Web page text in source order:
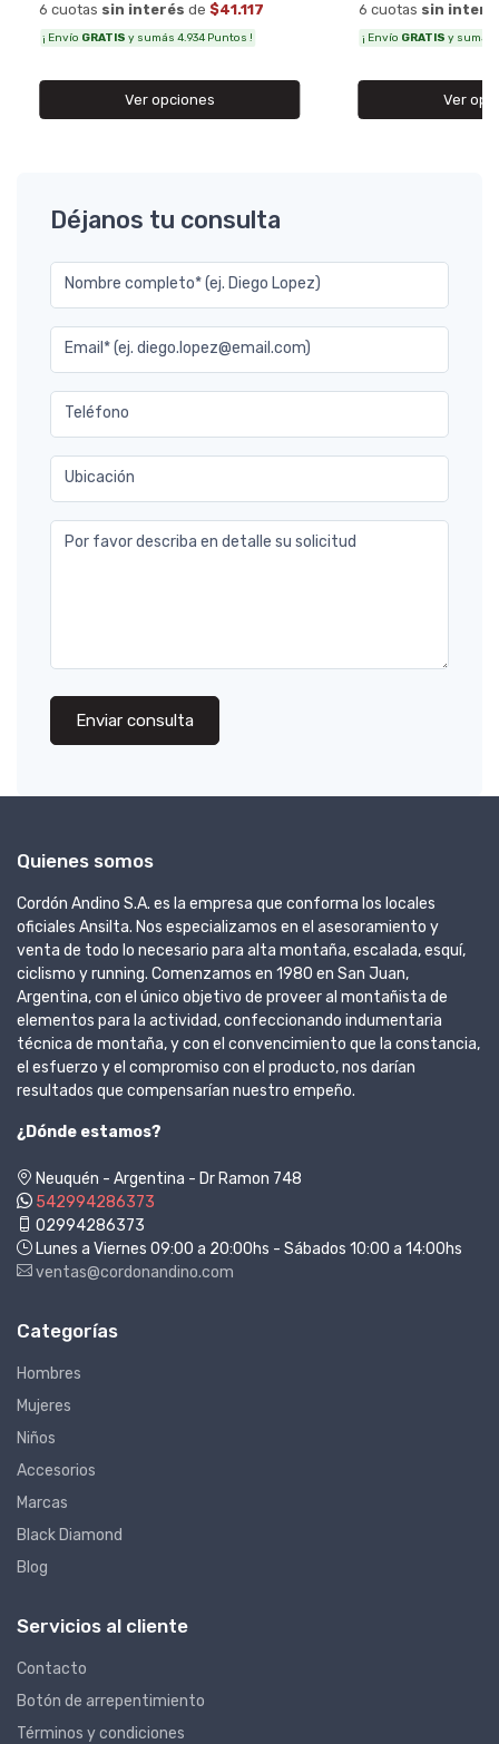
6 cuotas sin interés de $41.117
¡ Envío GRATIS y sumás 4.934 Puntos !
Ver opciones
6 cuotas sin
¡ Envío GRATIS y sumás
Ver
Déjanos tu consulta
Nombre completo* (ej. Diego Lopez)
Email* (ej. diego.lopez@email.com)
Teléfono
Ubicación
Por favor describa en detalle su solicitud
Enviar consulta
Quienes somos
Cordón Andino S.A. es la empresa que conforma los locales
oficiales Ansilta. Nos especializamos en el asesoramiento y
venta de todo lo necesario para alta montaña, escalada, esquí,
ciclismo y running. Comenzamos en 1980 en San Juan,
Argentina, con el único objetivo de proveer al montañista de
elementos para la actividad, confeccionando indumentaria
técnica de montaña, y con el convencimiento que la constancia,
el esfuerzo y el compromiso con el producto, nos darían
resultados que compensarían nuestro empeño.
¿Dónde estamos?
Neuquén - Argentina - Dr Ramon 748
542994286373
02994286373
Lunes a Viernes 09:00 a 20:00hs - Sábados 10:00 a 14:00hs
ventas@cordonandino.com
Categorías
Hombres
Mujeres
Niños
Accesorios
Marcas
Black Diamond
Blog
Servicios al cliente
Contacto
Botón de arrepentimiento
Términos y condiciones